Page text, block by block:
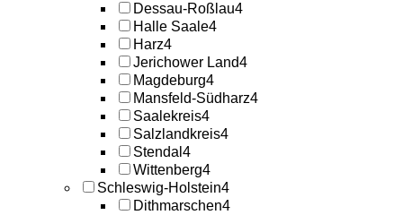
Dessau-Roßlau4
Halle Saale4
Harz4
Jerichower Land4
Magdeburg4
Mansfeld-Südharz4
Saalekreis4
Salzlandkreis4
Stendal 4
Wittenberg4
Schleswig-Holstein4
Dithmarschen4